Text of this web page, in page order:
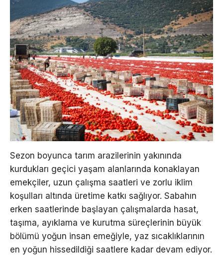
Sezon boyunca tarım arazilerinin yakınında
kurdukları geçici yaşam alanlarında konaklayan
emekçiler, uzun çalışma saatleri ve zorlu iklim
koşulları altında üretime katkı sağlıyor. Sabahın
erken saatlerinde başlayan çalışmalarda hasat,
taşıma, ayıklama ve kurutma süreçlerinin büyük
bölümü yoğun insan emeğiyle, yaz sıcaklıklarının
en yoğun hissedildiği saatlere kadar devam ediyor.